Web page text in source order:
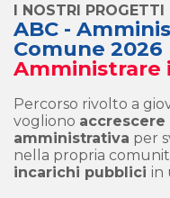
I NOSTRI PROGETTI
ABC -
Comune 2026
Amministrare
Percorso rivolto a
vogliono
amministrativa per
nella propria
incarichi pubblici in